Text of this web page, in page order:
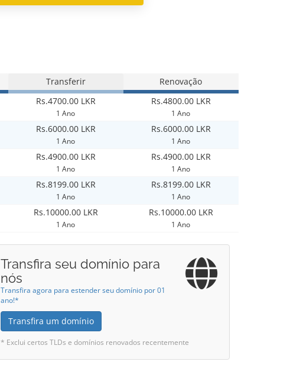
Transferir Renovação
Rs.4700.00 LKR
1 Ano
Rs.4800.00 LKR
1 Ano
Rs.6000.00 LKR
1 Ano
Rs.6000.00 LKR
1 Ano
Rs.4900.00 LKR
1 Ano
Rs.4900.00 LKR
1 Ano
Rs.8199.00 LKR
1 Ano
Rs.8199.00 LKR
1 Ano
Rs.10000.00 LKR
1 Ano
Rs.10000.00 LKR
1 Ano
Transfira seu domínio para
nós
Transfira agora para estender seu domínio por 01
ano!*
Transfira um domínio
* Exclui certos TLDs e domínios renovados recentemente